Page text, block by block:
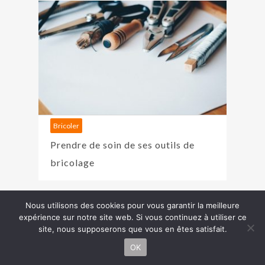
Bricoler
Prendre de soin de ses outils de
bricolage
Copyright J'aime Faire © 2026 | Pour tout renseignement,
veuilleznous contacter ...
Péché original
Besoin
d'aide ?
Nous utilisons des cookies pour vous garantir la meilleure
expérience sur notre site web. Si vous continuez à utiliser ce
site, nous supposerons que vous en êtes satisfait.
OK